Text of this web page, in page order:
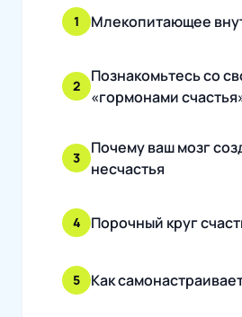
1 Млекопитающее
2
Познакомьтесь со
«гормонами
3
Почему ваш мозг
несчастья
4 Порочный круг
5 Как